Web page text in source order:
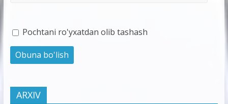
Pochtani ro'yxatdan olib tashash
ARXIV